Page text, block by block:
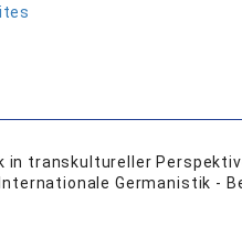
in transkultureller
Germanistik -